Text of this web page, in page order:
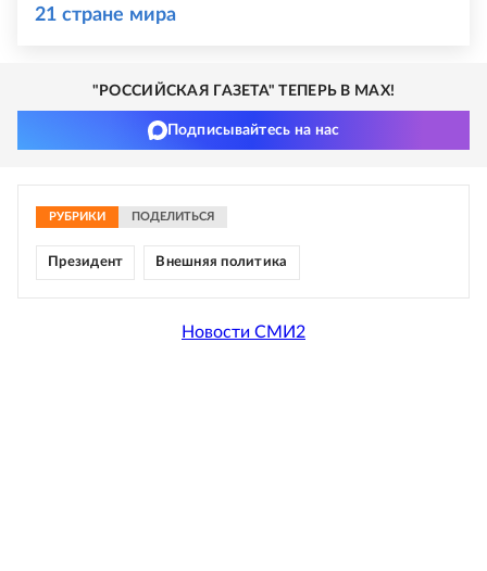
21 стране мира
"РОССИЙСКАЯ ГАЗЕТА" ТЕПЕРЬ В MAX!
Подписывайтесь на нас
РУБРИКИ ПОДЕЛИТЬСЯ
Президент Внешняя политика
Новости СМИ2